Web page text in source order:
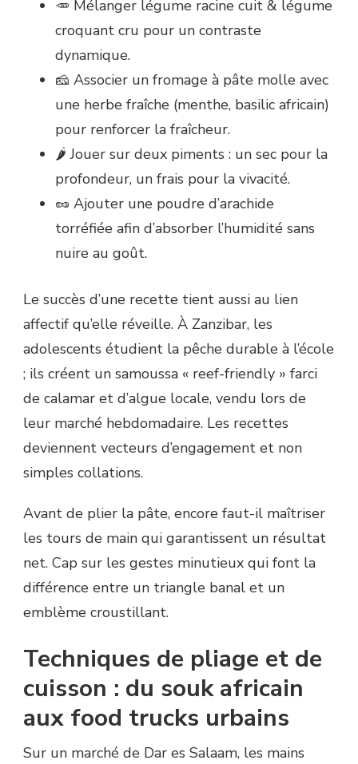
🥕 Mélanger légume racine cuit & légume
croquant cru pour un contraste
dynamique.
🧀 Associer un fromage à pâte molle avec
une herbe fraîche (menthe, basilic africain)
pour renforcer la fraîcheur.
🌶️ Jouer sur deux piments : un sec pour la
profondeur, un frais pour la vivacité.
🥜 Ajouter une poudre d’arachide
torréfiée afin d’absorber l’humidité sans
nuire au goût.
Le succès d’une recette tient aussi au lien
affectif qu’elle réveille. À Zanzibar, les
adolescents étudient la pêche durable à l’école
; ils créent un samoussa « reef-friendly » farci
de calamar et d’algue locale, vendu lors de
leur marché hebdomadaire. Les recettes
deviennent vecteurs d’engagement et non
simples collations.
Avant de plier la pâte, encore faut-il maîtriser
les tours de main qui garantissent un résultat
net. Cap sur les gestes minutieux qui font la
différence entre un triangle banal et un
emblème croustillant.
Techniques de pliage et de
cuisson : du souk africain
aux food trucks urbains
Sur un marché de Dar es Salaam, les mains